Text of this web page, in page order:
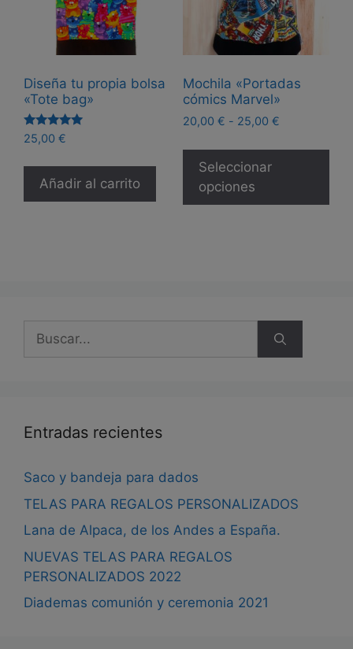
Diseña tu propia bolsa
«Tote bag»
Valorado
con
de 5
25,00 €
Añadir al carrito
Mochila «Portadas
cómics Marvel»
20,00 € - 25,00 €Rango
precios:
hasta
Seleccionar
opciones
Buscar:
Entradas recientes
Saco y bandeja para dados
TELAS PARA REGALOS PERSONALIZADOS
Lana de Alpaca, de los Andes a España.
NUEVAS TELAS PARA REGALOS
PERSONALIZADOS 2022
Diademas comunión y ceremonia 2021